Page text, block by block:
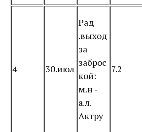
4 30.июл
Рад
.выход
за
заброс
кой:
м.н -
а.л.
Актру
7.2